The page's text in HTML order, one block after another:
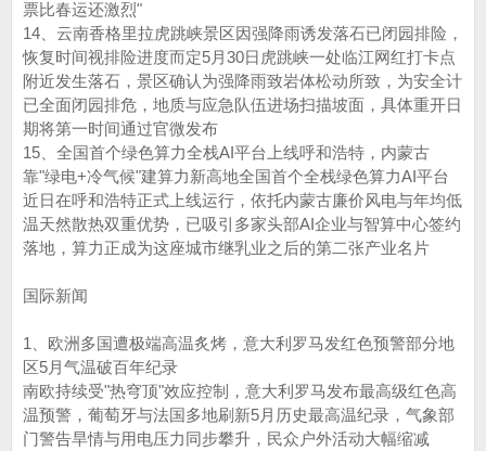
票比春运还激烈"
14、云南香格里拉虎跳峡景区因强降雨诱发落石已闭园排险，
恢复时间视排险进度而定5月30日虎跳峡一处临江网红打卡点
附近发生落石，景区确认为强降雨致岩体松动所致，为安全计
已全面闭园排危，地质与应急队伍进场扫描坡面，具体重开日
期将第一时间通过官微发布
15、全国首个绿色算力全栈AI平台上线呼和浩特，内蒙古
靠"绿电+冷气候"建算力新高地全国首个全栈绿色算力AI平台
近日在呼和浩特正式上线运行，依托内蒙古廉价风电与年均低
温天然散热双重优势，已吸引多家头部AI企业与智算中心签约
落地，算力正成为这座城市继乳业之后的第二张产业名片
国际新闻
1、欧洲多国遭极端高温炙烤，意大利罗马发红色预警部分地
区5月气温破百年纪录
南欧持续受"热穹顶"效应控制，意大利罗马发布最高级红色高
温预警，葡萄牙与法国多地刷新5月历史最高温纪录，气象部
门警告旱情与用电压力同步攀升，民众户外活动大幅缩减